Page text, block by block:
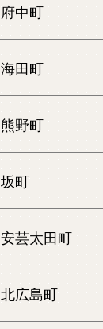
府中町
海田町
熊野町
坂町
安芸太田町
北広島町